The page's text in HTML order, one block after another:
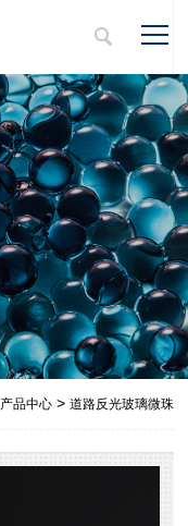
产品中心> 道路反光玻璃微珠